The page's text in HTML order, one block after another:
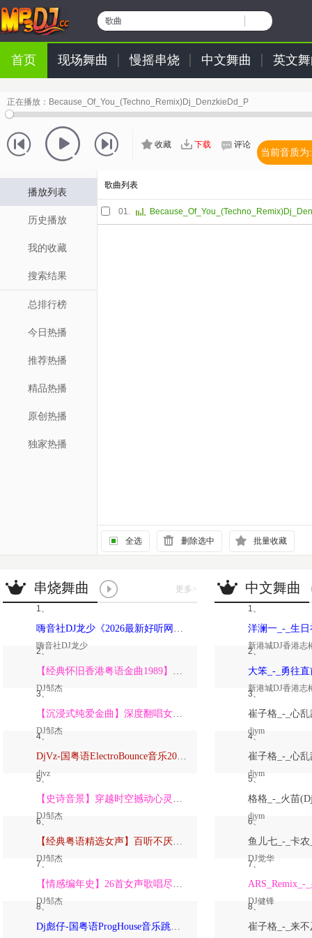
歌曲
首页 现场舞曲 慢摇串烧 中文舞曲 英文
正在播放： Because_Of_You_(Techno_Remix)Dj_DenzkieDd_P
收藏 下载 评论
当前音质为:
播放列表
历史播放
我的收藏
搜索结果
总排行榜
今日热播
推荐热播
精品热播
原创热播
独家热播
歌曲列表
01.
全选 删除选中 批量收藏
串烧舞曲 更多>
1、
嗨音社DJ龙少《2026最新好听网络伤感歌曲推荐·深爱过的人一生惦记》
嗨音社DJ龙少
2、
【经典怀旧香港粤语金曲1989】高潮版【DJ邹杰】
DJ邹杰
3、
【沉浸式纯爱金曲】深度翻唱女声版【DJ邹杰】_
DJ邹杰
4、
DjVz-国粤语ElectroBounce音乐2026讲不出再见怀旧版蹦迪跳舞大碟
djvz
5、
【史诗音景】穿越时空撼动心灵的管弦乐【DJ邹杰】
DJ邹杰
6、
【经典粤语精选女声】百听不厌深度翻唱版【DJ邹杰】_
DJ邹杰
7、
【情感编年史】26首女声歌唱尽从暗恋到放下的全部【DJ邹杰】
DJ邹杰
8、
Dj彪仔-国粤语ProgHouse音乐跳舞街vs心要让你听见串烧Vol.39
中文舞曲
1、
新港城DJ香港志
2、
新港城DJ香港志
3、
djym
4、
djym
5、
djym
6、
DJ觉华
7、
DJ健锋
8、